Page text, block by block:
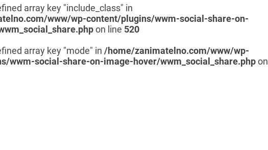
array key "include_class" in
www/wp-content/plugins/wwm-social-share-on-
on line 520
array key "mode" in /home/zanimatelno.com/www/wp-
wwm-social-share-on-image-hover/wwm_social_share.phpon